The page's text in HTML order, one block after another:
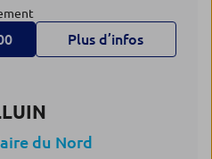
Plus d’infos
du Nord